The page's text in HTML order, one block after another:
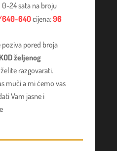
24 sata na broju
640-640cijena:96
poziva pored broja
KOD željenog
razgovarati.
muči a mi ćemo vas
Vam jasne i